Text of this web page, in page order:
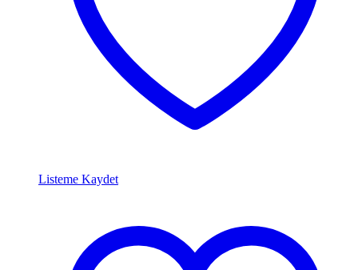
Listeme Kaydet